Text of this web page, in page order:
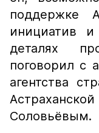
поддержке
инициатив и
деталях
поговорил с
агентства
Соловьёвым.